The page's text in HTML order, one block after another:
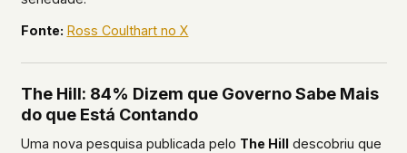
Fonte: Ross Coulthart no X
The Hill: 84% Dizem que Governo Sabe Mais
do que Está Contando
Uma nova pesquisa publicada pelo The Hilldescobriu que